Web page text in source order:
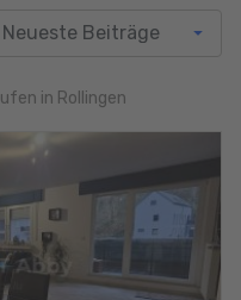
in Rollingen